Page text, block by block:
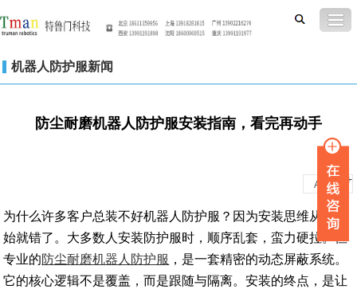
机器人防护服新闻
防尘耐磨机器人防护服安装指南，看完再动手
A A +
为什么许多客户总装不好机器人防护服？因为安装思维从一开
始就错了。大多数人安装防护服时，顺序乱套，蛮力硬拉。但
专业的防尘耐磨机器人防护服 ，是一套精密的动态屏蔽系统。
它的核心逻辑不是覆盖，而是跟随与隔离。安装的终点，是让